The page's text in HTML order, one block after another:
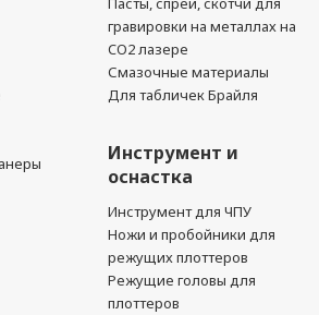
гравировки на металлах на
CO2 лазере
Смазочные материалы
Для табличек Брайля
Инструмент и
оснастка
Инструмент для ЧПУ
Ножи и пробойники для
режущих плоттеров
Режущие головы для
плоттеров